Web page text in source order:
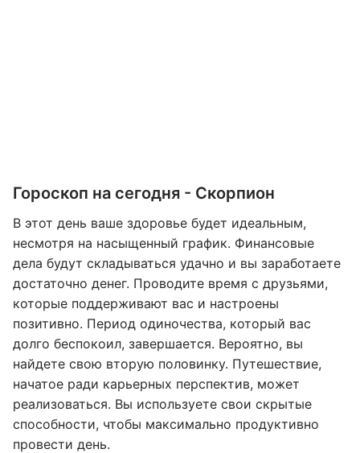
Гороскоп на сегодня - Скорпион
В этот день ваше здоровье будет идеальным,
несмотря на насыщенный график. Финансовые
дела будут складываться удачно и вы заработаете
достаточно денег. Проводите время с друзьями,
которые поддерживают вас и настроены
позитивно. Период одиночества, который вас
долго беспокоил, завершается. Вероятно, вы
найдете свою вторую половинку. Путешествие,
начатое ради карьерных перспектив, может
реализоваться. Вы используете свои скрытые
способности, чтобы максимально продуктивно
провести день.